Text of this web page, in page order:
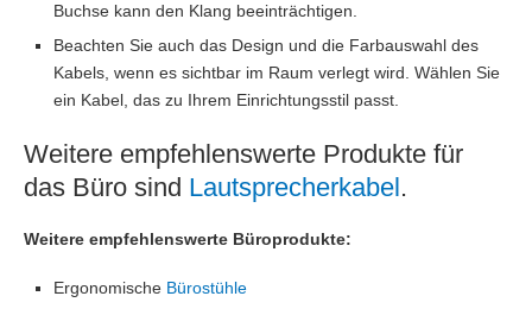
Buchse kann den Klang beeinträchtigen.
Beachten Sie auch das Design und die Farbauswahl des
Kabels, wenn es sichtbar im Raum verlegt wird. Wählen Sie
ein Kabel, das zu Ihrem Einrichtungsstil passt.
Weitere empfehlenswerte Produkte für
das Büro sind Lautsprecherkabel.
Weitere empfehlenswerte Büroprodukte:
Ergonomische Bürostühle